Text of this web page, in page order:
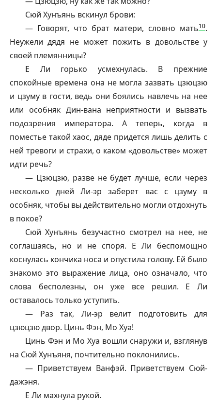
Сюй Хунъянь вскинул брови:
— Говорят, что брат матери, словно мать10.
Неужели дядя не может пожить в довольстве у
своей племянницы?
Е Ли горько усмехнулась. В прежние
спокойные времена она не могла зазвать цзюцзю
и цзуму в гости, ведь они боялись навлечь на нее
или особняк Дин-вана неприятности и вызвать
подозрения императора. А теперь, когда в
поместье такой хаос, дяде придется лишь делить с
ней тревоги и страхи, о каком «довольстве» может
идти речь?
— Цзюцзю, разве не будет лучше, если через
несколько дней Ли-эр заберет вас с цзуму в
особняк, чтобы вы действительно могли отдохнуть
в покое?
Сюй Хунъянь безучастно смотрел на нее, не
соглашаясь, но и не споря. Е Ли беспомощно
коснулась кончика носа и опустила голову. Ей было
знакомо это выражение лица, оно означало, что
слова бесполезны, он уже все решил. Е Ли
оставалось только уступить.
— Раз так, Ли-эр велит подготовить для
цзюцзю двор. Цинь Фэн, Мо Хуа!
Цинь Фэн и Мо Хуа вошли снаружи и, взглянув
на Сюй Хунъяня, почтительно поклонились.
— Приветствуем Ванфэй. Приветствуем Сюй-
дажэня.
Е Ли махнула рукой.